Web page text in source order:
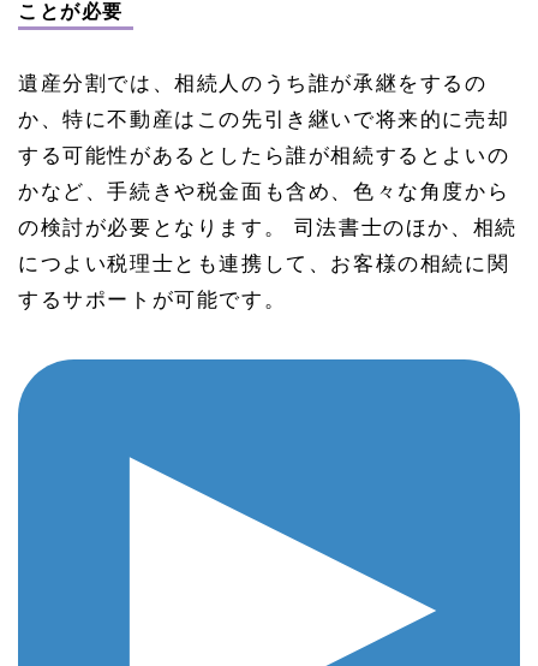
ことが必要
遺産分割では、相続人のうち誰が承継をするの
か、特に不動産はこの先引き継いで将来的に売却
する可能性があるとしたら誰が相続するとよいの
かなど、手続きや税金面も含め、色々な角度から
の検討が必要となります。 司法書士のほか、相続
につよい税理士とも連携して、お客様の相続に関
するサポートが可能です。